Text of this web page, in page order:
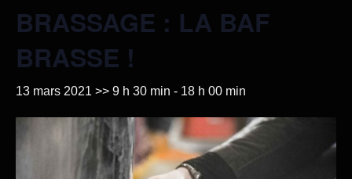
BRASSAGE : LA BAF
BRASSE !
13 mars 2021 >> 9 h 30 min - 18 h 00 min